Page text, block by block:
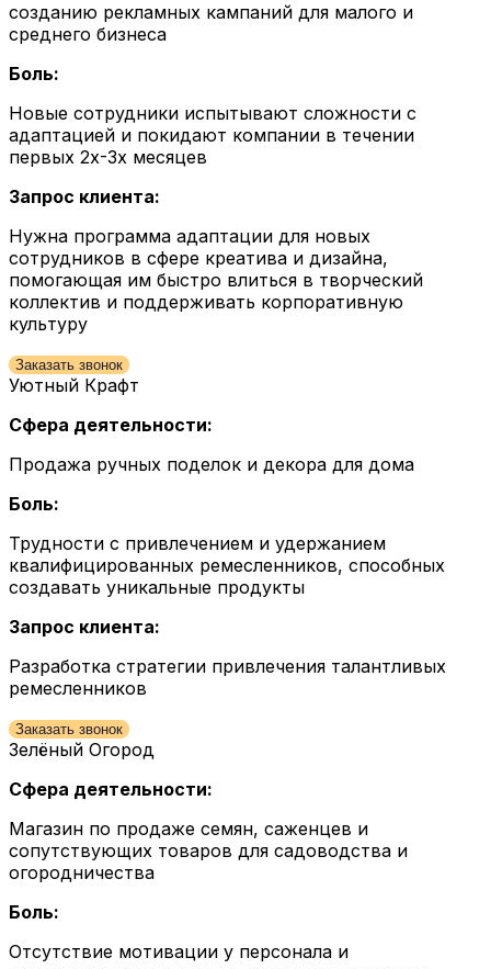
созданию рекламных кампаний для малого и
среднего бизнеса
Боль:
Новые сотрудники испытывают сложности с
адаптацией и покидают компании в течении
первых 2х-3х месяцев
Запрос клиента:
Нужна программа адаптации для новых
сотрудников в сфере креатива и дизайна,
помогающая им быстро влиться в творческий
коллектив и поддерживать корпоративную
культуру
Заказать звонок
Уютный Крафт
Сфера деятельности:
Продажа ручных поделок и декора для дома
Боль:
Трудности с привлечением и удержанием
квалифицированных ремесленников, способных
создавать уникальные продукты
Запрос клиента:
Разработка стратегии привлечения талантливых
ремесленников
Заказать звонок
Зелёный Огород
Сфера деятельности:
Магазин по продаже семян, саженцев и
сопутствующих товаров для садоводства и
огородничества
Боль:
Отсутствие мотивации у персонала и